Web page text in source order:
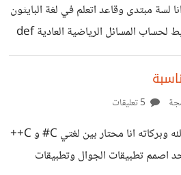
لسة مبتدى وقاعد اتعلم في لغة البايثون
ابغى اعمل برنامج بسيط لحساب المسائل الرياضية العادية def
main(): x=input() y=input()
نفترض 5 مثلا و y =10 بيكتب 105؟!! بياخذ القيمتين ما
السلام عليكم ورحمة الله وبركاته انا محتار بين لغتي C# و C++
اصمم تطبيقات الجوال وتطبيقات